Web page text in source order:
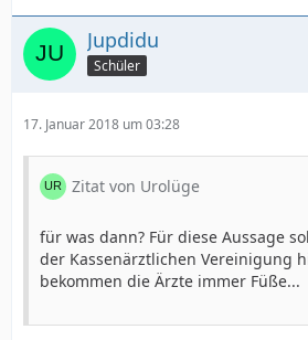
Jupdidu
Schüler
17. Januar 2018 um 03:28
Zitat von Urolüge
für was dann? Für diese Aussage
der Kassenärztlichen Vereinigung
bekommen die Ärzte immer Füße...